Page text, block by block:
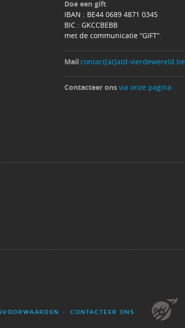
Doe een gift
IBAN : BE44 0689 4871 0345
BIC : GKCCBEBB
met de communicatie “GIFT“.
Mail contact[at]atd-vierdewereld.be
Contacteer onsvia onze pagina
CONTACTEER ONS